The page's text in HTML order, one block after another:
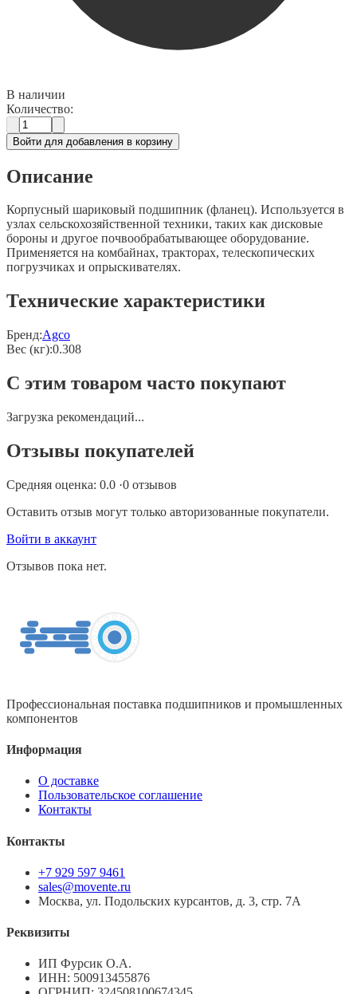
В наличии
Количество:
Войти для добавления в корзину
Описание
Корпусный шариковый подшипник (фланец). Используется в
узлах сельскохозяйственной техники, таких как дисковые
бороны и другое почвообрабатывающее оборудование.
Применяется на комбайнах, тракторах, телескопических
погрузчиках и опрыскивателях.
Технические характеристики
Бренд:Agco
Вес (кг):0.308
С этим товаром часто покупают
Загрузка рекомендаций...
Отзывы покупателей
Средняя оценка: 0.0 ·0 отзывов
Оставить отзыв могут только авторизованные покупатели.
Войти в аккаунт
Отзывов пока нет.
Профессиональная поставка подшипников и промышленных
компонентов
Информация
О доставке
Пользовательское соглашение
Контакты
Контакты
+7 929 597 9461
sales@movente.ru
Москва, ул. Подольских курсантов, д. 3, стр. 7А
Реквизиты
ИП Фурсик О.А.
ИНН: 500913455876